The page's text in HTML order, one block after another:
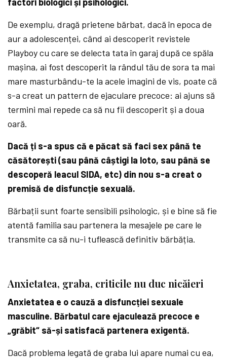
De exemplu, dragă prietene bărbat, dacă în epoca de
aur a adolescenței, când ai descoperit revistele
Playboy cu care se delecta tata în garaj după ce spăla
mașina, ai fost descoperit la rândul tău de sora ta mai
mare masturbându-te la acele imagini de vis, poate că
s-a creat un pattern de ejaculare precoce: ai ajuns să
termini mai repede ca să nu fii descoperit și a doua
oară.
Dacă ți s-a spus că e păcat să faci sex până te
căsătorești (sau până câștigi la loto, sau până se
descoperă leacul SIDA, etc) din nou s-a creat o
premisă de disfuncție sexuală.
Bărbații sunt foarte sensibili psihologic, și e bine să fie
atentă familia sau partenera la mesajele pe care le
transmite ca să nu-i tuflească definitiv bărbăția.
Anxietatea, graba, criticile nu duc nicăieri
Anxietatea e o cauză a disfuncției sexuale
masculine. Bărbatul care ejaculează precoce e
„grăbit“ să-și satisfacă partenera exigentă.
Dacă problema legată de graba lui apare numai cu ea,